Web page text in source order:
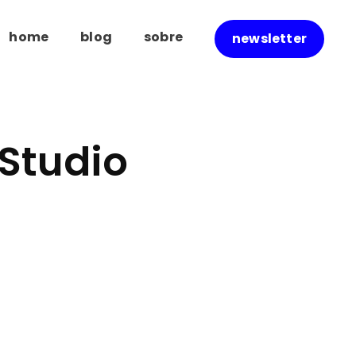
newsletter
home blog sobre